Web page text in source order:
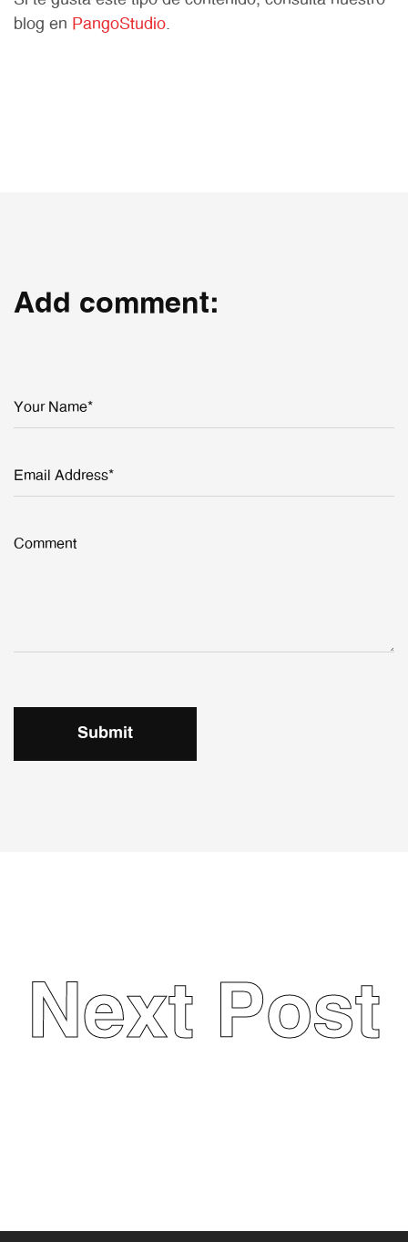
blog en PangoStudio.
Add comment:
Your Name*
Email Address*
Comment
Submit
Next Post